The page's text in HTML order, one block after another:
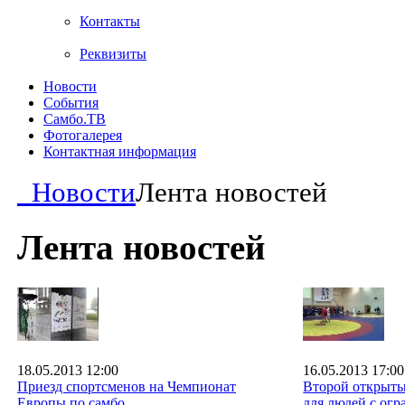
Контакты
Реквизиты
Новости
События
Самбо.ТВ
Фотогалерея
Контактная информация
НовостиЛента новостей
Лента новостей
18.05.2013 12:00
Приезд спортсменов на Чемпионат
16.05.2013 17:00
Второй